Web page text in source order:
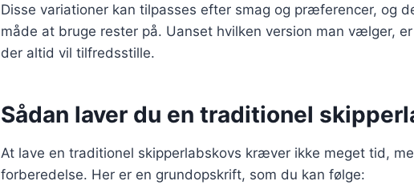
Disse variationer kan tilpasses efter smag og præferencer, og
måde at bruge rester på. Uanset hvilken version man vælger,
der altid vil tilfredsstille.
Sådan laver du en traditionel
At lave en traditionel skipperlabskovs kræver ikke meget tid,
forberedelse. Her er en grundopskrift, som du kan følge: